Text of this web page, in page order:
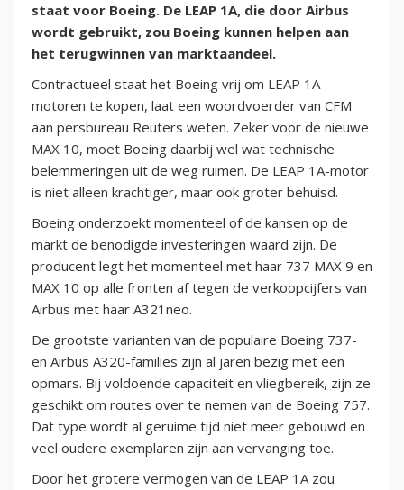
staat voor Boeing. De LEAP 1A, die door Airbus
wordt gebruikt, zou Boeing kunnen helpen aan
het terugwinnen van marktaandeel.
Contractueel staat het Boeing vrij om LEAP 1A-
motoren te kopen, laat een woordvoerder van CFM
aan persbureau Reuters weten. Zeker voor de nieuwe
MAX 10, moet Boeing daarbij wel wat technische
belemmeringen uit de weg ruimen. De LEAP 1A-motor
is niet alleen krachtiger, maar ook groter behuisd.
Boeing onderzoekt momenteel of de kansen op de
markt de benodigde investeringen waard zijn. De
producent legt het momenteel met haar 737 MAX 9 en
MAX 10 op alle fronten af tegen de verkoopcijfers van
Airbus met haar A321neo.
De grootste varianten van de populaire Boeing 737-
en Airbus A320-families zijn al jaren bezig met een
opmars. Bij voldoende capaciteit en vliegbereik, zijn ze
geschikt om routes over te nemen van de Boeing 757.
Dat type wordt al geruime tijd niet meer gebouwd en
veel oudere exemplaren zijn aan vervanging toe.
Door het grotere vermogen van de LEAP 1A zou